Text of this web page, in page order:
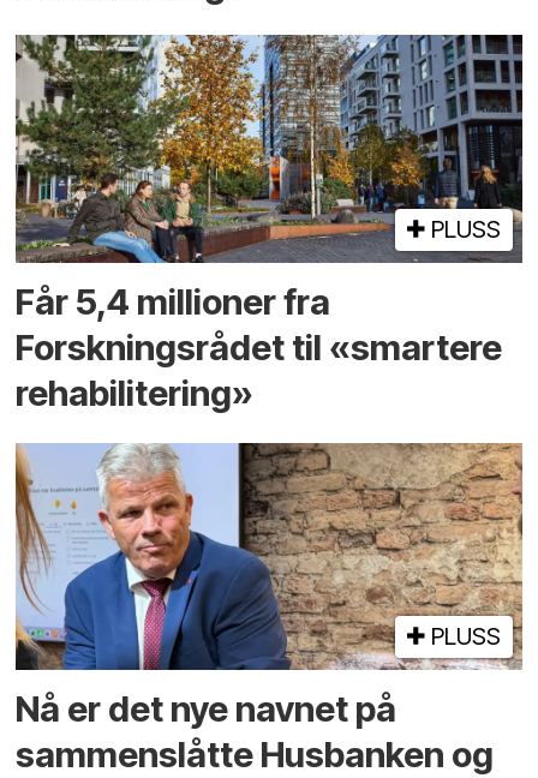
PLUSS
Får 5,4 millioner fra
Forskningsrådet til «smartere
rehabilitering»
PLUSS
Nå er det nye navnet på
sammenslåtte Husbanken og